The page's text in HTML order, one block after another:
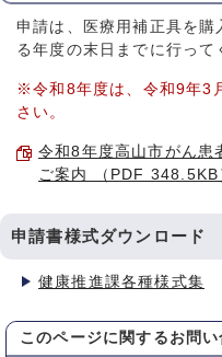
申請は、医療用補正具を購
る年度の末日までに行って
※令和8年度は、令和9年3
さい。
令和8年度高山市がん患
ご案内 （PDF 348.5KB
申請書様式ダウンロード
健康推進課各種様式集
このページに関する お問